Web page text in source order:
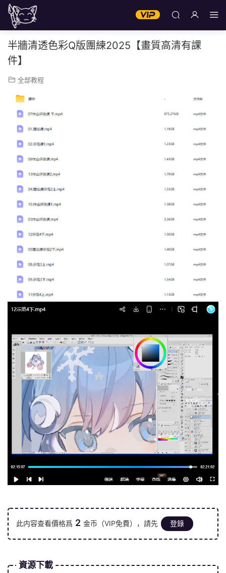
半牆清透色彩Q版團練2025【畫質高清有課
件】
全部教程
此内容查看價格爲 2 金币（VIP免費），請先 登錄
資源下載